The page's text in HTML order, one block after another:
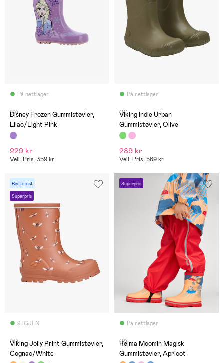
På nettlager
(0)
Disney Frozen Gummistøvler,
Lilac/Light Pink
229 kr
Veil. Pris: 359 kr
På nettlager
(0)
Viking Indie Urban
Gummistøvler, Olive
289 kr
Veil. Pris: 569 kr
Best i test
Superpris
9 IGJEN
(6)
Viking Jolly Print Gummistøvler,
Cognac/White
Superpris
På nettlager
(2)
Reima Moomin Magisk
Gummistøvler, Apricot